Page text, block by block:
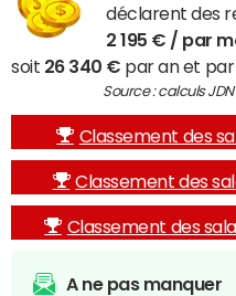
déclarent des
2 195 € / par
soit 26 340 € par an et par
Source : calculs
Classement des
Classement des
Classement des
A ne pas manquer